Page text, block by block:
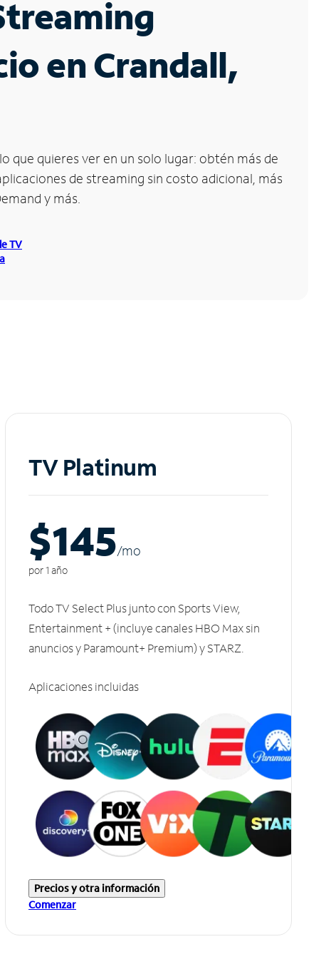
en Crandall,
que quieres ver en un solo lugar: obtén más de
de streaming sin costo adicional, más
y más.
TV
TV Platinum
$145/mo
por 1 año
Todo TV Select Plus junto con Sports View,
Entertainment + (incluye canales HBO Max sin
anuncios y Paramount+ Premium) y STARZ.
Aplicaciones incluidas
Precios y otra información
Comenzar